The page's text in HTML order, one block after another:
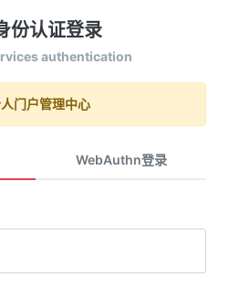
份认证登录
authentication
门户管理中心
WebAuthn登录